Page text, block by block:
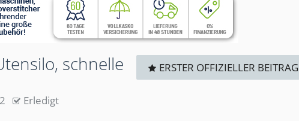
schnelle
Erledigt
ERSTER OFFIZIELLER BEITRAG